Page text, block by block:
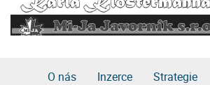
O nás Inzerce Strategie